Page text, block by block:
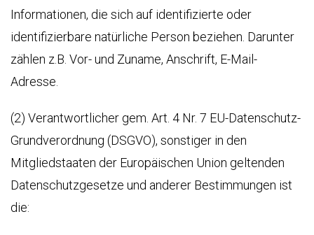
КОМПАНИЯ
KLASSEN
ПЕРЕВОЗКИ
Informationen, die sich auf identifizierte oder
identifizierbare natürliche Person beziehen. Darunter
zählen z.B. Vor- und Zuname, Anschrift, E-Mail-
Adresse.
(2) Verantwortlicher gem. Art. 4 Nr. 7 EU-Datenschutz-
Grundverordnung (DSGVO), sonstiger in den
Mitgliedstaaten der Europäischen Union geltenden
Datenschutzgesetze und anderer Bestimmungen ist
die: